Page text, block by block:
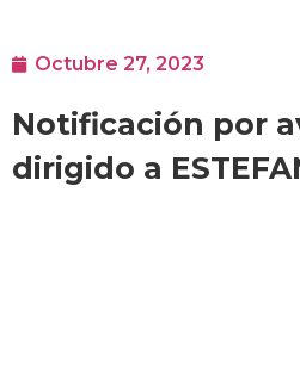
Octubre 27, 2023
Notificación por
dirigido a